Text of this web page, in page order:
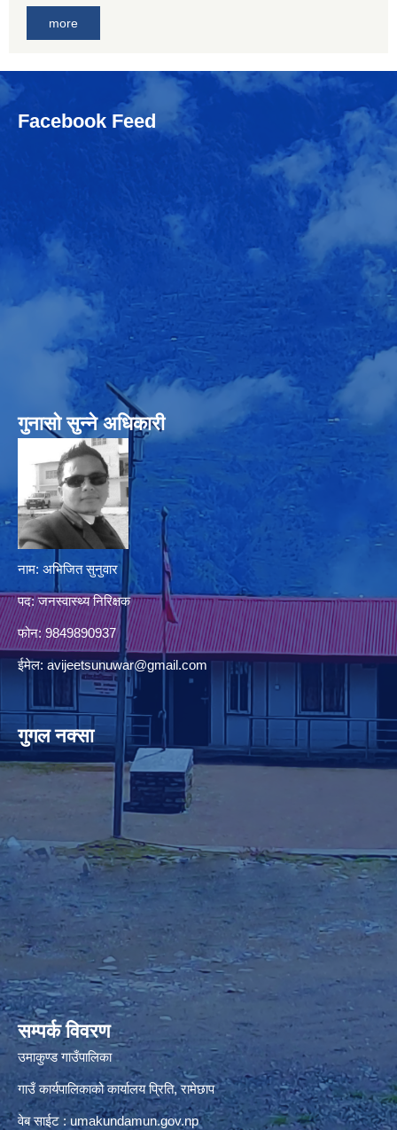
more
Facebook Feed
गुनासो सुन्‍ने अधिकारी
नाम: अभिजित सुनुवार
पद: जनस्वास्थ्य निरिक्षक
फोन: 9849890937
ईमेल: avijeetsunuwar@gmail.com
गुगल नक्सा
premium bootstrap themes
सम्पर्क विवरण
उमाकुण्ड गाउँपालिका
गाउँ कार्यपालिकाको कार्यालय प्रिति, रामेछाप
वेब साईट : umakundamun.gov.np